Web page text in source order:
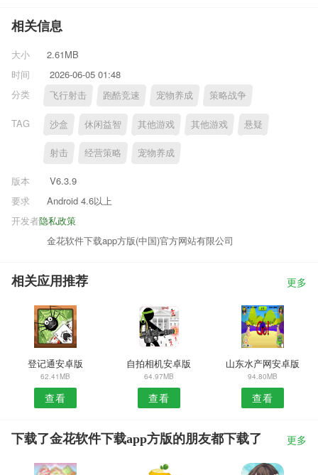
相关信息
大小
2.61MB
时间
2026-06-05 01:48
分类
飞行射击 跑酷竞速 宠物养成 策略战争
TAG 沙盒 休闲益智 其他游戏 其他游戏 悬疑
射击 经营策略 宠物养成
版本
V6.3.9
要求
Android 4.6以上
隐私政策
开发者
金花软件下载app方版(中国)官方网站有限公司
相关应用推荐 更多
登记通安卓版
62.41MB
查看
自拍相机安卓版
64.97MB
查看
山东水产网安卓版
94.80MB
查看
下载了金花软件下载app方版的朋友都下载了 更多